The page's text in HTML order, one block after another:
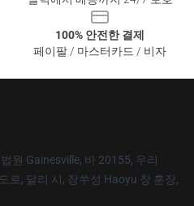
100% 안전한 결제
페이팔 / 마스터카드 / 비자
원 Gainesville, 바 20155, 우리
로, 달리 시, 장쑤성 Haoyu 창 훈장,